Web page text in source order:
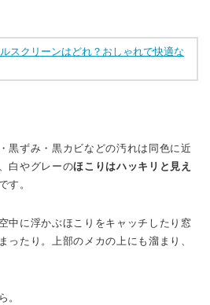
スクリーンはどれ？おしゃれで快適な
黒ずみ・黒カビなどの汚れは同色に近
白やグレーのほこりはハッキリと見え
す。
中に浮かぶほこりをキャッチしたり窓
ったり。上部のメカの上にも溜まり、
。